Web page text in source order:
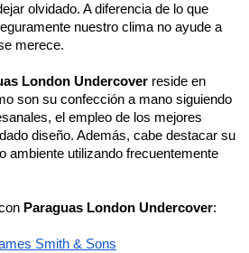
olvidado. A diferencia de lo que
nuestro clima no ayude a
merece.
London Undercover reside en
son su confección a mano siguiendo
el empleo de los mejores
diseño. Además, cabe destacar su
ambiente utilizando frecuentemente
Paraguas London Undercover:
Smith & Sons